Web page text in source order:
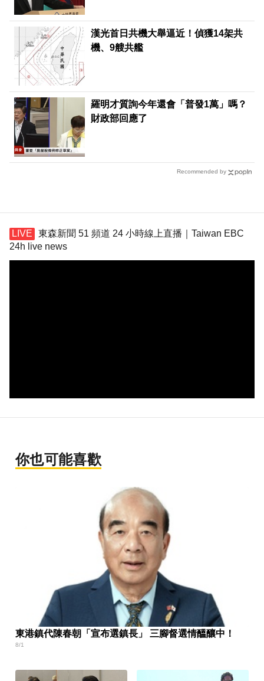
漢光首日共機大舉逼近！偵獲14架共
機、9艘共艦
羅明才質詢今年還會「普發1萬」嗎？
財政部回應了
Recommended by
東森新聞 51 頻道 24 小時線上直播｜Taiwan EBC
24h live news
你也可能喜歡
東港鎮代陳春朝「宣布選鎮長」 三腳督選情醞釀中！
8/1